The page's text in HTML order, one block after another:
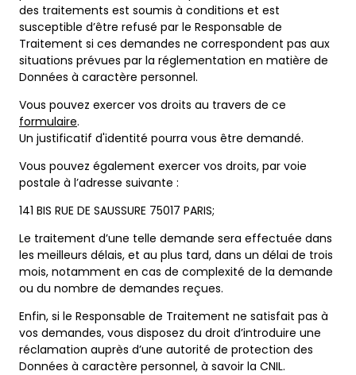
des traitements est soumis à conditions et est
susceptible d’être refusé par le Responsable de
Traitement si ces demandes ne correspondent pas aux
situations prévues par la réglementation en matière de
Données à caractère personnel.
Vous pouvez exercer vos droits au travers de ce
formulaire.
Un justificatif d'identité pourra vous être demandé.
Vous pouvez également exercer vos droits, par voie
postale à l’adresse suivante :
141 BIS RUE DE SAUSSURE 75017 PARIS;
Le traitement d’une telle demande sera effectuée dans
les meilleurs délais, et au plus tard, dans un délai de trois
mois, notamment en cas de complexité de la demande
ou du nombre de demandes reçues.
Enfin, si le Responsable de Traitement ne satisfait pas à
vos demandes, vous disposez du droit d’introduire une
réclamation auprès d’une autorité de protection des
Données à caractère personnel, à savoir la CNIL.